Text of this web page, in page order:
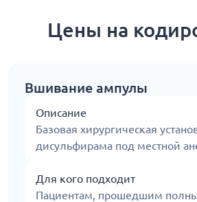
Цены на
Вшивание ампулы
Описание
Базовая хирургическая
дисульфирама под местной
Для кого подходит
Пациентам, прошедшим